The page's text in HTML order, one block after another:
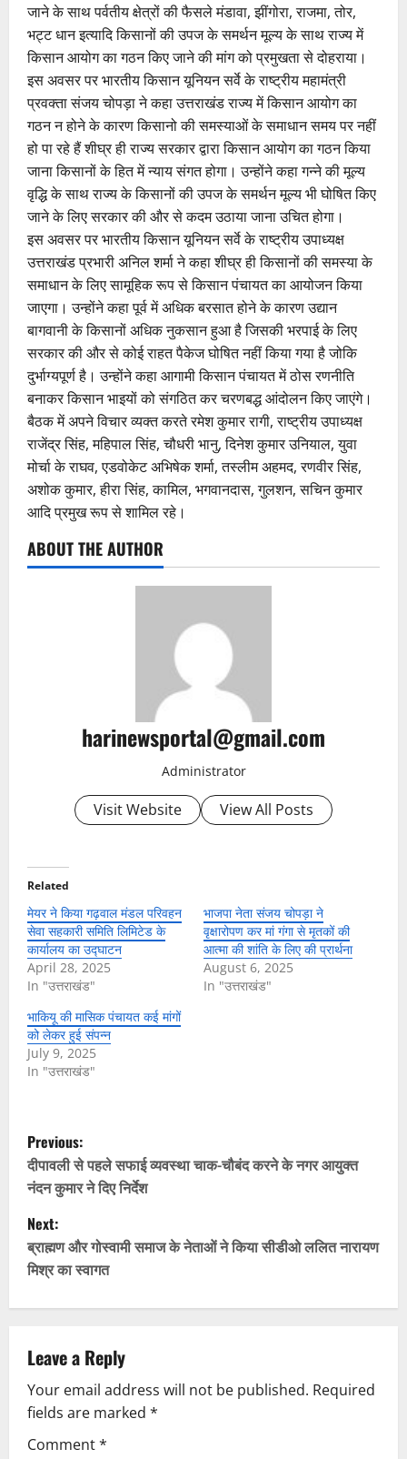
जाने के साथ पर्वतीय क्षेत्रों की फैसले मंडावा, झींगोरा, राजमा, तोर,
भट्ट धान इत्यादि किसानों की उपज के समर्थन मूल्य के साथ राज्य में
किसान आयोग का गठन किए जाने की मांग को प्रमुखता से दोहराया।
इस अवसर पर भारतीय किसान यूनियन सर्वे के राष्ट्रीय महामंत्री
प्रवक्ता संजय चोपड़ा ने कहा उत्तराखंड राज्य में किसान आयोग का
गठन न होने के कारण किसानो की समस्याओं के समाधान समय पर नहीं
हो पा रहे हैं शीघ्र ही राज्य सरकार द्वारा किसान आयोग का गठन किया
जाना किसानों के हित में न्याय संगत होगा। उन्होंने कहा गन्ने की मूल्य
वृद्धि के साथ राज्य के किसानों की उपज के समर्थन मूल्य भी घोषित किए
जाने के लिए सरकार की और से कदम उठाया जाना उचित होगा।
इस अवसर पर भारतीय किसान यूनियन सर्वे के राष्ट्रीय उपाध्यक्ष
उत्तराखंड प्रभारी अनिल शर्मा ने कहा शीघ्र ही किसानों की समस्या के
समाधान के लिए सामूहिक रूप से किसान पंचायत का आयोजन किया
जाएगा। उन्होंने कहा पूर्व में अधिक बरसात होने के कारण उद्यान
बागवानी के किसानों अधिक नुकसान हुआ है जिसकी भरपाई के लिए
सरकार की और से कोई राहत पैकेज घोषित नहीं किया गया है जोकि
दुर्भाग्यपूर्ण है। उन्होंने कहा आगामी किसान पंचायत में ठोस रणनीति
बनाकर किसान भाइयों को संगठित कर चरणबद्ध आंदोलन किए जाएंगे।
बैठक में अपने विचार व्यक्त करते रमेश कुमार रागी, राष्ट्रीय उपाध्यक्ष
राजेंद्र सिंह, महिपाल सिंह, चौधरी भानु, दिनेश कुमार उनियाल, युवा
मोर्चा के राघव, एडवोकेट अभिषेक शर्मा, तस्लीम अहमद, रणवीर सिंह,
अशोक कुमार, हीरा सिंह, कामिल, भगवानदास, गुलशन, सचिन कुमार
आदि प्रमुख रूप से शामिल रहे।
ABOUT THE AUTHOR
harinewsportal@gmail.com
Administrator
Visit Website View All Posts
Related
मेयर ने किया गढ़वाल मंडल परिवहन
सेवा सहकारी समिति लिमिटेड के
कार्यालय का उद्घाटन
April 28, 2025
In "उत्तराखंड"
भाजपा नेता संजय चोपड़ा ने
वृक्षारोपण कर मां गंगा से मृतकों की
आत्मा की शांति के लिए की प्रार्थना
August 6, 2025
In "उत्तराखंड"
भाकियू की मासिक पंचायत कई मांगों
को लेकर हुई संपन्न
July 9, 2025
In "उत्तराखंड"
P
o
s
t
n
v
i
g
Previous:
दीपावली से पहले सफाई व्यवस्था चाक-चौबंद करने के नगर आयुक्त
नंदन कुमार ने दिए निर्देश
Next:
ब्राह्मण और गोस्वामी समाज के नेताओं ने किया सीडीओ ललित नारायण
मिश्र का स्वागत
Leave a Reply
Your email address will not be published. Required
fields are marked *
Comment*